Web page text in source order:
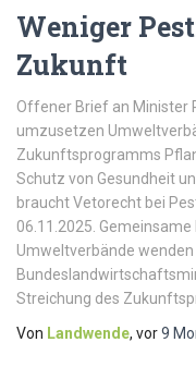
Weniger
Zukunft
Offener Brief an Minister
umzusetzen
Zukunftsprogramms
Schutz von Gesundheit
braucht Vetorecht bei
06.11.2025.
Umweltverbände
Streichung des
Von Landwende, vor9